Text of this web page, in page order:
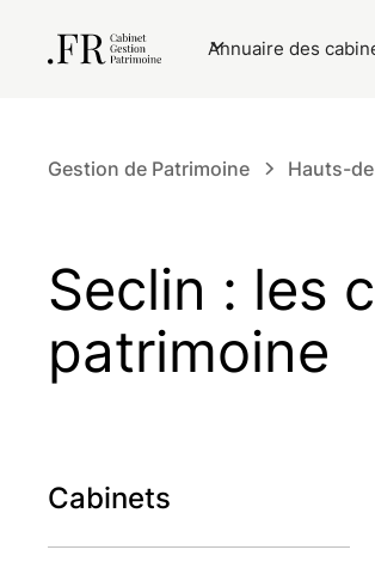
Annuaire des
Gestion de Patrimoine Hauts-
Seclin : les
patrimoine
Cabinets